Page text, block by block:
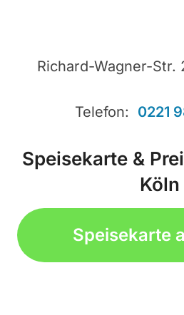
Richard-Wagner-Str.
Telefon: 0221
Speisekarte &
Köln
Speisekarte